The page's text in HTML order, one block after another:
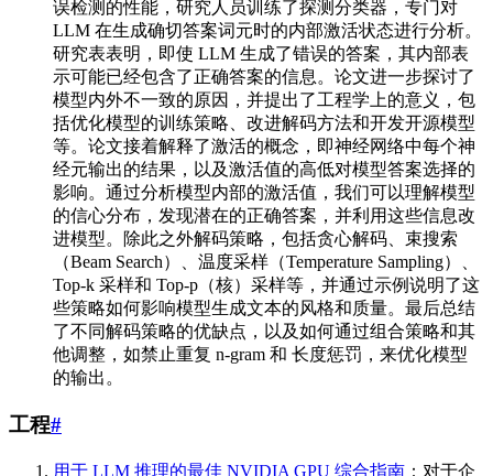
误检测的性能，研究人员训练了探测分类器，专门对
LLM 在生成确切答案词元时的内部激活状态进行分析。
研究表表明，即使 LLM 生成了错误的答案，其内部表
示可能已经包含了正确答案的信息。论文进一步探讨了
模型内外不一致的原因，并提出了工程学上的意义，包
括优化模型的训练策略、改进解码方法和开发开源模型
等。论文接着解释了激活的概念，即神经网络中每个神
经元输出的结果，以及激活值的高低对模型答案选择的
影响。通过分析模型内部的激活值，我们可以理解模型
的信心分布，发现潜在的正确答案，并利用这些信息改
进模型。除此之外解码策略，包括贪心解码、束搜索
（Beam Search）、温度采样（Temperature Sampling）、
Top-k 采样和 Top-p（核）采样等，并通过示例说明了这
些策略如何影响模型生成文本的风格和质量。最后总结
了不同解码策略的优缺点，以及如何通过组合策略和其
他调整，如禁止重复 n-gram 和 长度惩罚，来优化模型
的输出。
工程#
用于 LLM 推理的最佳 NVIDIA GPU 综合指南 ：对于企